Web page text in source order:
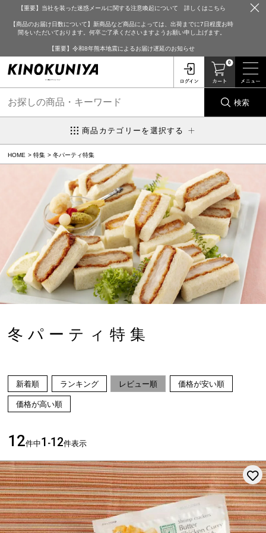
【重要】当社を装った迷惑メールに関する注意喚起について 詳しくはこちら
【商品のお届け日数について】新商品など商品によっては、出荷までに7日程度お時
間をいただいております。何卒ご了承くださいますようお願い申し上げます。
【重要】令和8年熊本地震によるお届け遅延のお知らせ
0
検索
商品カテゴリーを選択する
HOME 特集 冬パーティ特集
冬パーティ特集
新着順 ランキング レビュー順 価格が安い順
価格が高い順
12件中1 -12件表示